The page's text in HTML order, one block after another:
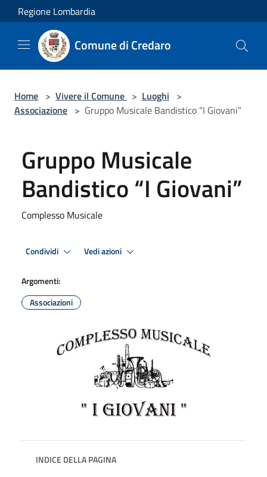
Salta al contenuto principale
Regione Lombardia
Comune di Credaro
Home > Vivere il Comune > Luoghi >
Associazione > Gruppo Musicale Bandistico “I Giovani”
Gruppo Musicale
Bandistico “I Giovani”
Complesso Musicale
Condividi Vedi azioni
Argomenti:
Associazioni
INDICE DELLA PAGINA